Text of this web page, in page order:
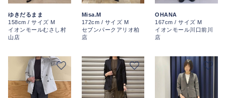
ゆきだるまま
158cm / サイズ M
イオンモールむさし村
山店
Misa.M
172cm / サイズ M
セブンパークアリオ柏
店
OHANA
167cm / サイズ M
イオンモール川口前川
店